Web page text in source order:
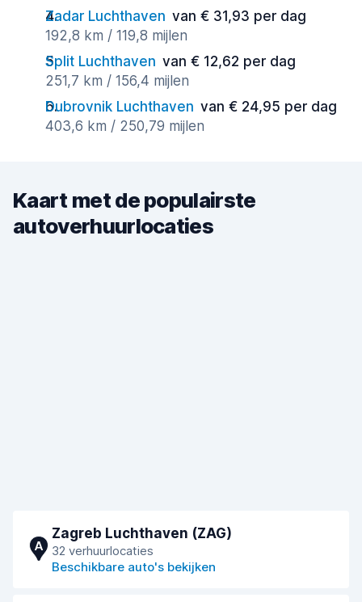
Zadar Luchthaven van € 31,93 per dag
192,8 km / 119,8 mijlen
Split Luchthaven van € 12,62 per dag
251,7 km / 156,4 mijlen
Dubrovnik Luchthaven van € 24,95 per dag
403,6 km / 250,79 mijlen
Kaart met de populairste
autoverhuurlocaties
A
Zagreb Luchthaven (ZAG)
32 verhuurlocaties
Beschikbare auto's bekijken